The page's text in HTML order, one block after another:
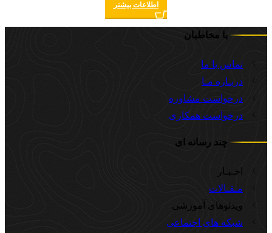
اطلاعات بیشتر
با مخاطبان
تماس با ما
دربـاره مـا
درخواست مشاوره
درخواست همکاری
چند رسانه ای
اخـبـار
مـقـالات
ویدئوهای آموزشی
شبکه های اجتماعی